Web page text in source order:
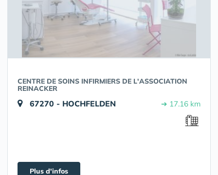
CENTRE DE SOINS INFIRMIERS DE L'ASSOCIATION
REINACKER
67270 - HOCHFELDEN ➔ 17.16 km
Plus d'infos